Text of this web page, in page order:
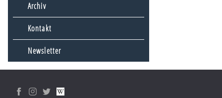
Archiv
Kontakt
Newsletter